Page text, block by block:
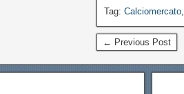
Tag: Calciomercato,
← Previous Post